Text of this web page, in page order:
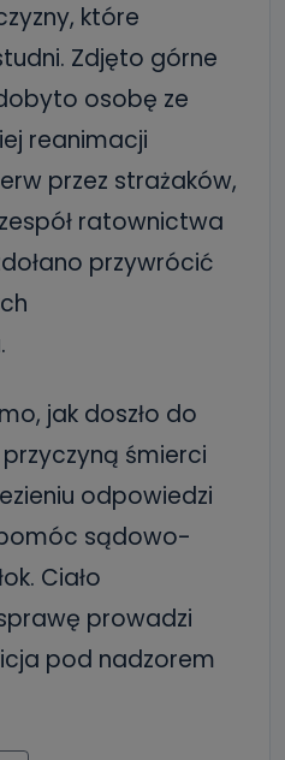
które
Zdjęto górne
osobę ze
reanimacji
przez strażaków,
ratownictwa
przywrócić
jak doszło do
śmierci
odpowiedzi
sądowo-
Ciało
prowadzi
pod nadzorem